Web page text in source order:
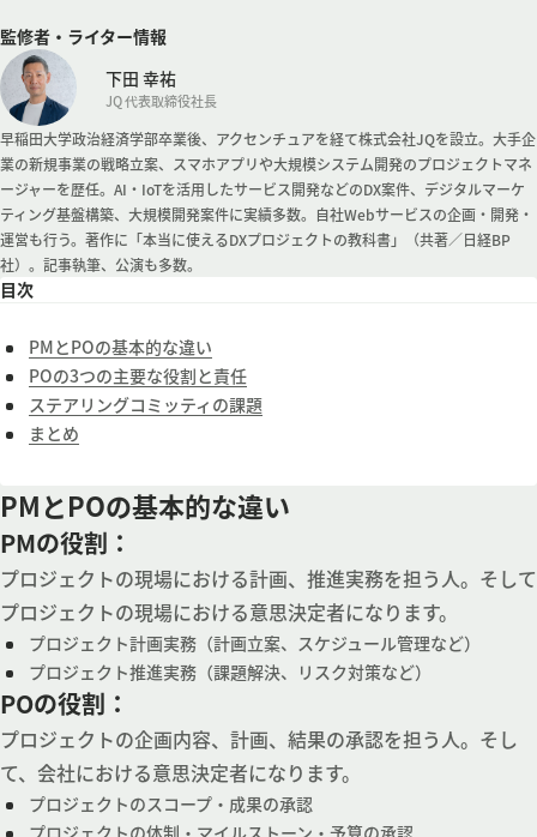
監修者・ライター情報
下田 幸祐
JQ 代表取締役社長
早稲田大学政治経済学部卒業後、アクセンチュアを経て株式会社JQを設立。大手企
業の新規事業の戦略立案、スマホアプリや大規模システム開発のプロジェクトマネ
ージャーを歴任。AI・IoTを活用したサービス開発などのDX案件、デジタルマーケ
ティング基盤構築、大規模開発案件に実績多数。自社Webサービスの企画・開発・
運営も行う。著作に「本当に使えるDXプロジェクトの教科書」（共著／日経BP
社）。記事執筆、公演も多数。
目次
PMとPOの基本的な違い
POの3つの主要な役割と責任
ステアリングコミッティの課題
まとめ
PMとPOの基本的な違い
PMの役割：
プロジェクトの現場における計画、推進実務を担う人。そして
プロジェクトの現場における意思決定者になります。
プロジェクト計画実務（計画立案、スケジュール管理など）
プロジェクト推進実務（課題解決、リスク対策など）
POの役割：
プロジェクトの企画内容、計画、結果の承認を担う人。そし
て、会社における意思決定者になります。
プロジェクトのスコープ・成果の承認